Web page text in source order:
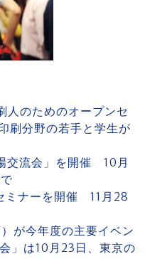
のためのオープンセ
刷分野の若手と学生が
交流会」を開催 10月
ミナーを開催 11月28
が今年度の主要イベン
」は10月23日、東京の